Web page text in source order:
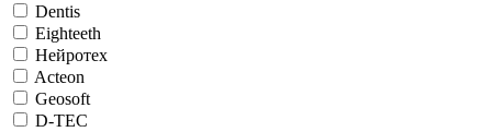
Dentis
Eighteeth
Нейротех
Acteon
Geosoft
D-TEC